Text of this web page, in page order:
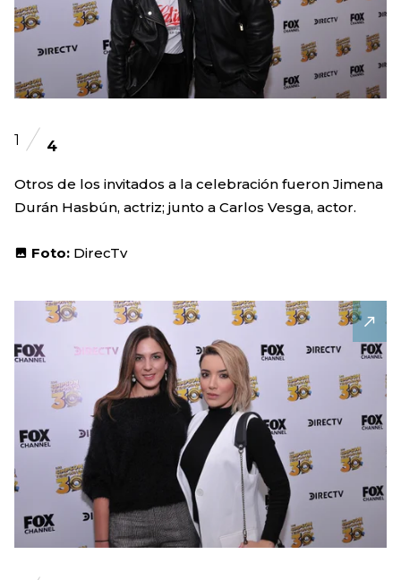
1 4
Otros de los invitados a la celebración fueron Jimena
Durán Hasbún, actriz; junto a Carlos Vesga, actor.
Foto: DirecTv